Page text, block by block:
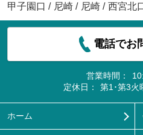
甲子園口 / 尼崎 / 尼崎 / 西宮北
電話でお
営業時間：
定休日：
第1･第3
ホーム